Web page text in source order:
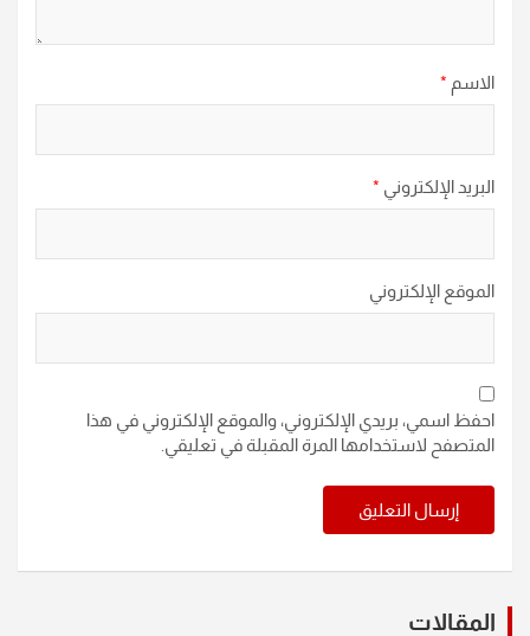
الاسم *
البريد الإلكتروني *
الموقع الإلكتروني
احفظ اسمي، بريدي الإلكتروني، والموقع الإلكتروني في هذا
المتصفح لاستخدامها المرة المقبلة في تعليقي.
المقالات